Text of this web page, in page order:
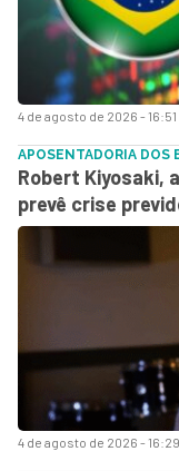
4 de agosto de 2026 - 16:51
4 de agosto de 2026 - 16:29
APOSENTADORIA DOS
Robert Kiyosaki,
prevê crise